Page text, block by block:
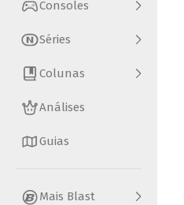
Consoles
Séries
Colunas
Análises
Guias
Mais Blast